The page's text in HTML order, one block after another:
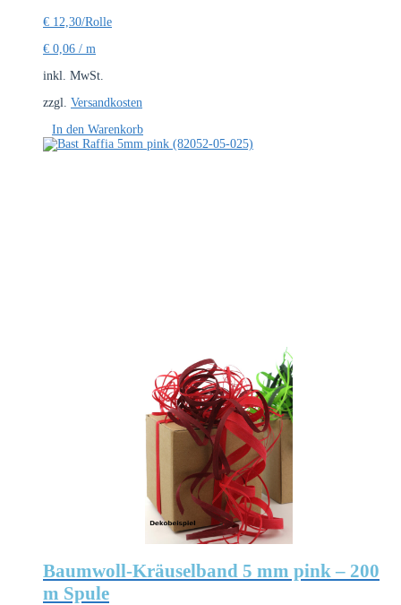
€ 12,30/Rolle
€ 0,06 / m
inkl. MwSt.
zzgl. Versandkosten
In den Warenkorb
Baumwoll-Kräuselband 5 mm pink – 200
m Spule